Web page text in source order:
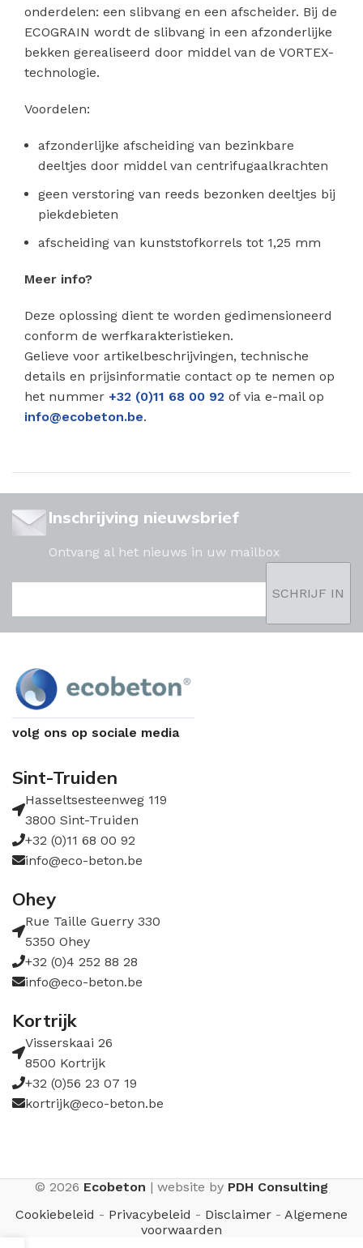
onderdelen: een slibvang en een afscheider. Bij de
ECOGRAIN wordt de slibvang in een afzonderlijke
bekken gerealiseerd door middel van de VORTEX-
technologie.
Voordelen:
afzonderlijke afscheiding van bezinkbare
deeltjes door middel van centrifugaalkrachten
geen verstoring van reeds bezonken deeltjes bij
piekdebieten
afscheiding van kunststofkorrels tot 1,25 mm
Meer info?
Deze oplossing dient te worden gedimensioneerd
conform de werfkarakteristieken.
Gelieve voor artikelbeschrijvingen, technische
details en prijsinformatie contact op te nemen op
het nummer +32 (0)11 68 00 92 of via e-mail op
info@ecobeton.be.
Inschrijving nieuwsbrief
Ontvang al het nieuws in uw mailbox
volg ons op sociale media
Sint-Truiden
Hasseltsesteenweg 119
3800 Sint-Truiden
+32 (0)11 68 00 92
info@eco-beton.be
Ohey
Rue Taille Guerry 330
5350 Ohey
+32 (0)4 252 88 28
info@eco-beton.be
Kortrijk
Visserskaai 26
8500 Kortrijk
+32 (0)56 23 07 19
kortrijk@eco-beton.be
© 2026 Ecobeton | website by PDH Consulting
Cookiebeleid - Privacybeleid - Disclaimer - Algemene
voorwaarden